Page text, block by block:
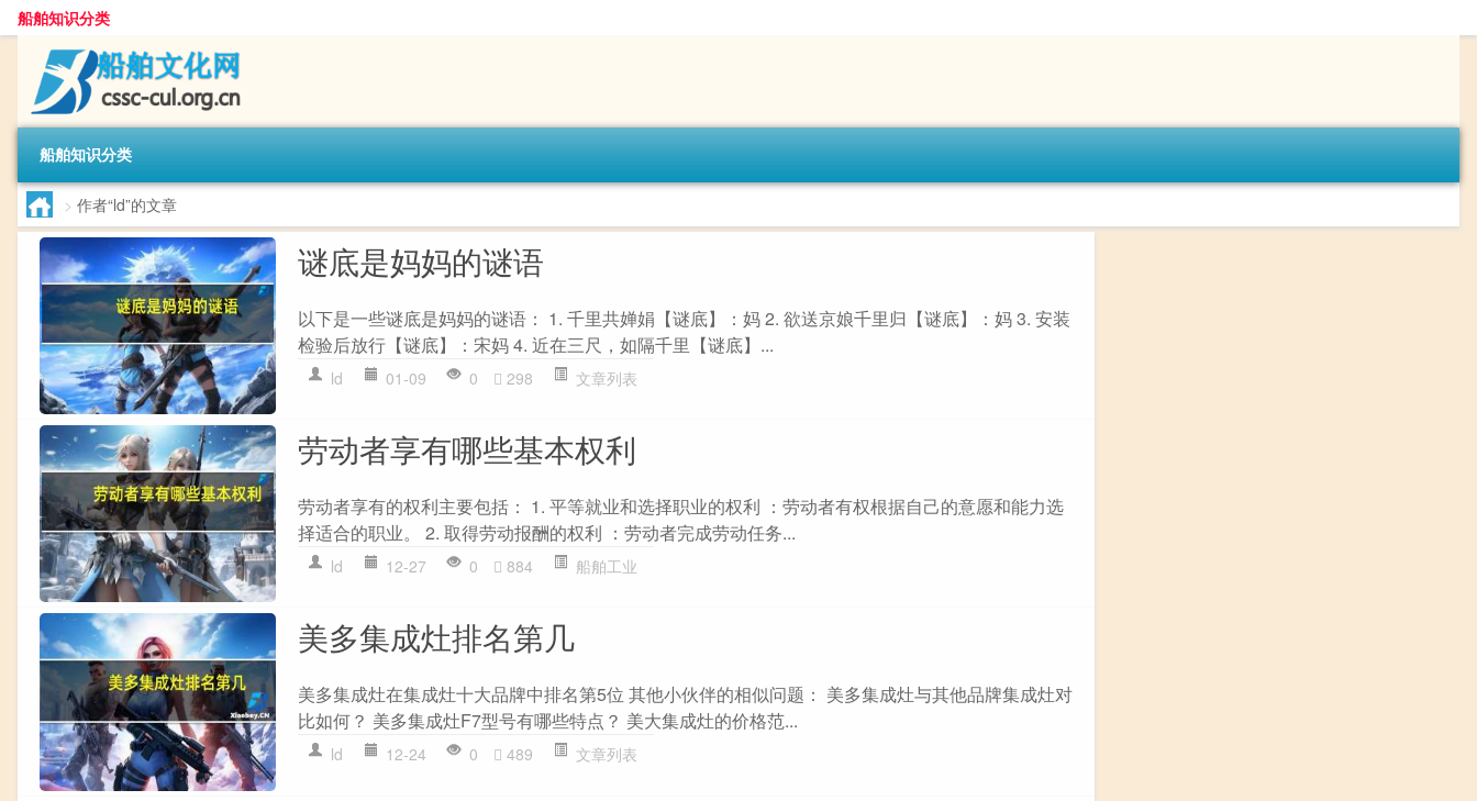
船舶知识分类
船舶知识分类
> 作者“ld”的文章
谜底是妈妈的谜语
以下是一些谜底是妈妈的谜语： 1. 千里共婵娟【谜底】：妈 2. 欲送京娘千里归【谜底】：妈 3. 安装
检验后放行【谜底】：宋妈 4. 近在三尺，如隔千里【谜底】...
ld 01-09 0 298 文章列表
劳动者享有哪些基本权利
劳动者享有的权利主要包括： 1. 平等就业和选择职业的权利 ：劳动者有权根据自己的意愿和能力选
择适合的职业。 2. 取得劳动报酬的权利 ：劳动者完成劳动任务...
ld 12-27 0 884 船舶工业
美多集成灶排名第几
美多集成灶在集成灶十大品牌中排名第5位 其他小伙伴的相似问题： 美多集成灶与其他品牌集成灶对
比如何？ 美多集成灶F7型号有哪些特点？ 美大集成灶的价格范...
ld 12-24 0 489 文章列表